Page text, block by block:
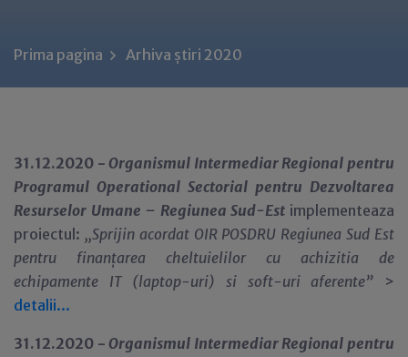
Prima pagina Arhiva știri 2020
31.12.2020 - Organismul Intermediar Regional pentru
Programul Operational Sectorial pentru Dezvoltarea
Resurselor Umane – Regiunea Sud-Est implementeaza
proiectul: ,,Sprijin acordat OIR POSDRU Regiunea Sud Est
pentru finanțarea cheltuielilor cu achizitia de
echipamente IT (laptop-uri) si soft-uri aferente” >
detalii...
31.12.2020 - Organismul Intermediar Regional pentru